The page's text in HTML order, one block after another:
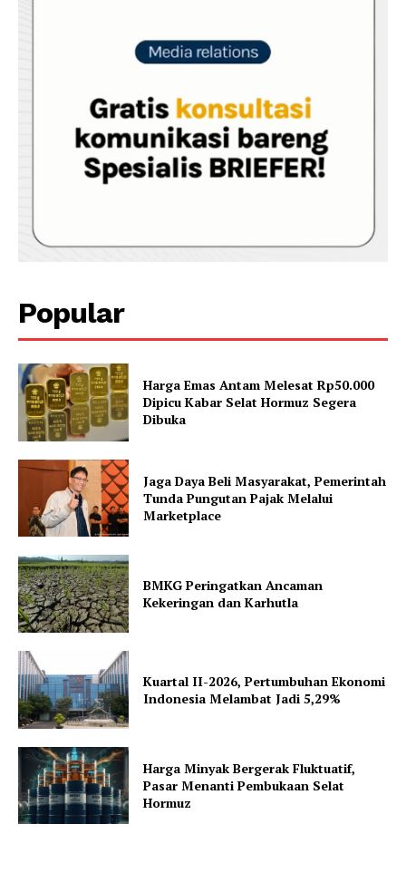
Popular
Harga Emas Antam Melesat Rp50.000
Dipicu Kabar Selat Hormuz Segera
Dibuka
Jaga Daya Beli Masyarakat, Pemerintah
Tunda Pungutan Pajak Melalui
Marketplace
BMKG Peringatkan Ancaman
Kekeringan dan Karhutla
Kuartal II-2026, Pertumbuhan Ekonomi
Indonesia Melambat Jadi 5,29%
Harga Minyak Bergerak Fluktuatif,
Pasar Menanti Pembukaan Selat
Hormuz